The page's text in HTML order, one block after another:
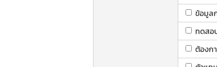
ข้อมูล
ทดสอ
ต้องก